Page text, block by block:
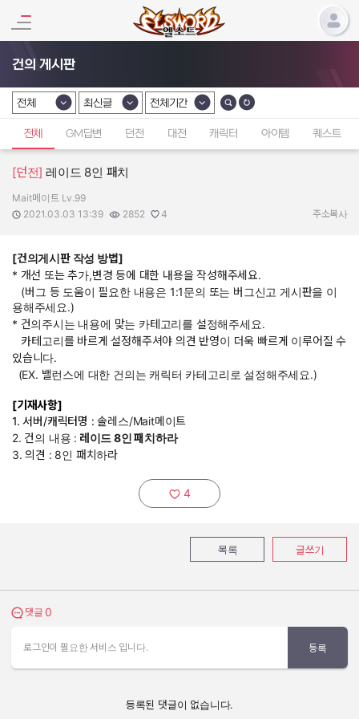
건의 게시판
카테고리 선택
전체
카테고리 선택
최신글
카테고리 선택
전체기간
전체 GM답변 던전 대전 캐릭터 아이템 퀘스트
[던전] 레이드 8인 패치
작성자:
Mait메이트 Lv.99
작성일:
2021.03.03 13:39
조회수:
2852
추천수:
4 주소복사
[건의게시판 작성 방법]
* 개선 또는 추가,변경 등에 대한 내용을 작성해주세요.
(버그 등 도움이 필요한 내용은 1:1문의 또는 버그신고 게시판을 이
용해주세요.)
* 건의주시는 내용에 맞는 카테고리를 설정해주세요.
카테고리를 바르게 설정해주셔야 의견 반영이 더욱 빠르게 이루어질 수
있습니다.
(EX. 밸런스에 대한 건의는 캐릭터 카테고리로 설정해주세요.)
[기재사항]
1. 서버/캐릭터명 : 솔레스/Mait메이트
2. 건의 내용 : 레이드 8인 패치하라
3. 의견 : 8인 패치하라
추천하기:
4
목록 글쓰기
댓글 보기
댓글 0
로그인이 필요한 서비스 입니다. 등록
등록된 댓글이 없습니다.